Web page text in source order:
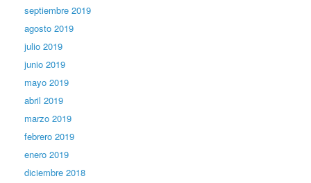
septiembre 2019
agosto 2019
julio 2019
junio 2019
mayo 2019
abril 2019
marzo 2019
febrero 2019
enero 2019
diciembre 2018